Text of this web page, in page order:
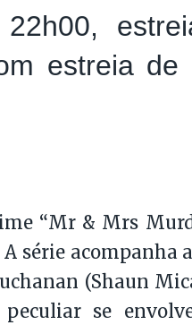
estreia de
“Mr & Mrs
série acompanha
(Shaun
se